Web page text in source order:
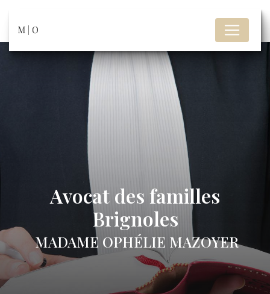
Avocat des familles
Brignoles
MADAME OPHÉLIE MAZOYER